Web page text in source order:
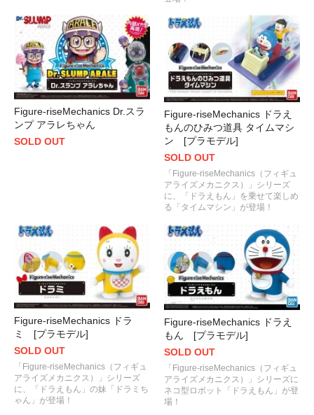
Figure-riseMechanics Dr.スラ
ンプ アラレちゃん
SOLD OUT
Figure-riseMechanics ドラえ
もんのひみつ道具 タイムマシ
ン [プラモデル]
SOLD OUT
「Figure-riseMechanics（フィギュ
アライズメカニクス）」シリーズ
に、「ドラえもん」を乗せて楽しめ
る「タイムマシン」が登場！
Figure-riseMechanics ドラ
ミ [プラモデル]
SOLD OUT
「Figure-riseMechanics（フィギュ
アライズメカニクス）」シリーズ
に、「ドラえもん」の妹「ドラミち
ゃん」が登場！
Figure-riseMechanics ドラえ
もん [プラモデル]
SOLD OUT
「Figure-riseMechanics（フィギュ
アライズメカニクス）」シリーズに
ネコ型ロボット「ドラえもん」が登
場！